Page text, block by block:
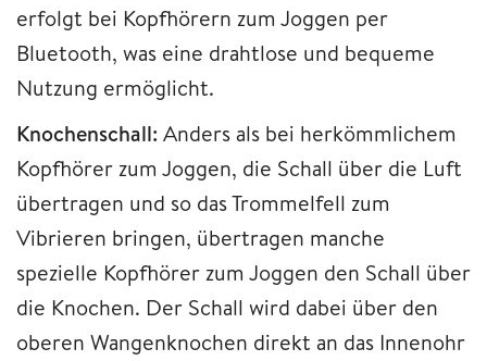
erfolgt bei Kopfhörern zum Joggen per
Bluetooth, was eine drahtlose und bequeme
Nutzung ermöglicht.
Knochenschall: Anders als bei herkömmlichem
Kopfhörer zum Joggen, die Schall über die Luft
übertragen und so das Trommelfell zum
Vibrieren bringen, übertragen manche
spezielle Kopfhörer zum Joggen den Schall über
die Knochen. Der Schall wird dabei über den
oberen Wangenknochen direkt an das Innenohr